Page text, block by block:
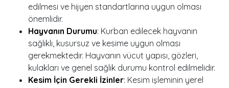
edilmesi ve hijyen standartlarına uygun olması
önemlidir.
Hayvanın Durumu: Kurban edilecek hayvanın
sağlıklı, kusursuz ve kesime uygun olması
gerekmektedir. Hayvanın vücut yapısı, gözleri,
kulakları ve genel sağlık durumu kontrol edilmelidir.
Kesim İçin Gerekli İzinler: Kesim işleminin yerel